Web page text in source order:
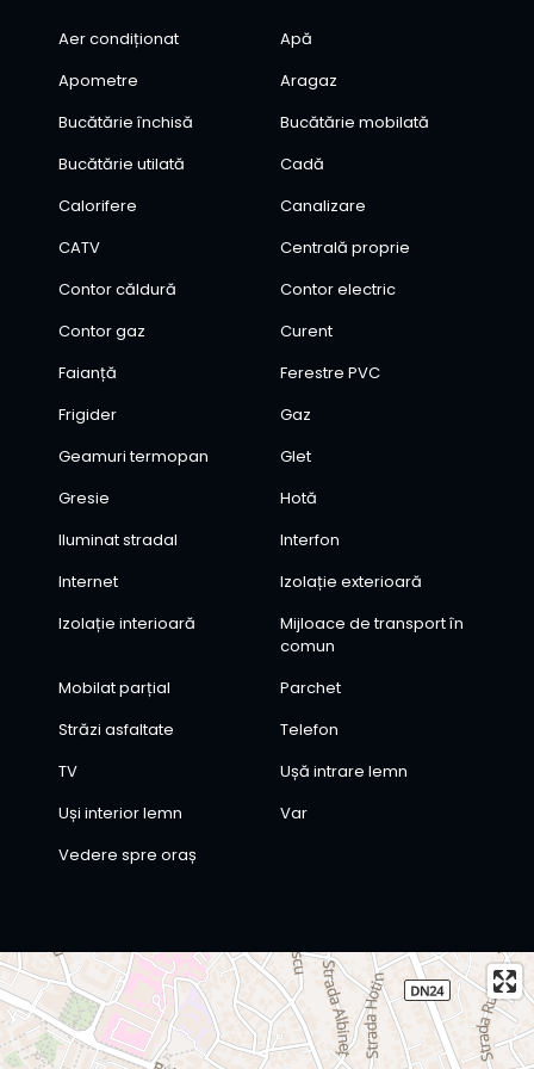
Aer condiționat
Apă
Apometre
Aragaz
Bucătărie închisă
Bucătărie mobilată
Bucătărie utilată
Cadă
Calorifere
Canalizare
CATV
Centrală proprie
Contor căldură
Contor electric
Contor gaz
Curent
Faianță
Ferestre PVC
Frigider
Gaz
Geamuri termopan
Glet
Gresie
Hotă
Iluminat stradal
Interfon
Internet
Izolație exterioară
Izolație interioară
Mijloace de transport în
comun
Mobilat parțial
Parchet
Străzi asfaltate
Telefon
TV
Ușă intrare lemn
Uși interior lemn
Var
Vedere spre oraș